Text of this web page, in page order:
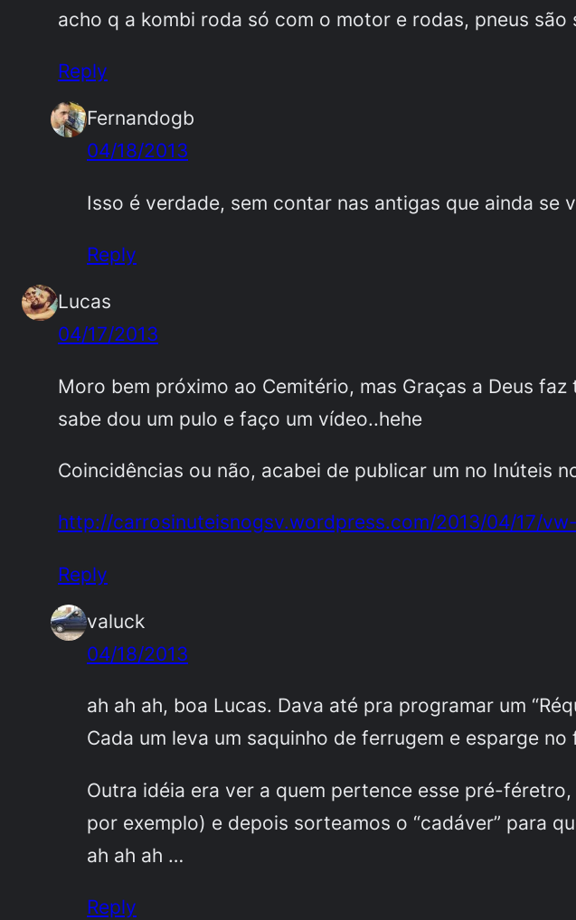
acho q a kombi roda só com o motor e rodas, pneus
Reply
Fernandogb
04/18/2013
Isso é verdade, sem contar nas antigas que ainda se
Reply
Lucas
04/17/2013
Moro bem próximo ao Cemitério, mas Graças a Deus
sabe dou um pulo e faço um vídeo..hehe
Coincidências ou não, acabei de publicar um no Inúteis
http://carrosinuteisnogsv.wordpress.com/2013/04/17/
Reply
valuck
04/18/2013
ah ah ah, boa Lucas. Dava até pra programar um
Cada um leva um saquinho de ferrugem e esparge
Outra idéia era ver a quem pertence esse pré-
por exemplo) e depois sorteamos o “cadáver” para
ah ah ah …
Reply